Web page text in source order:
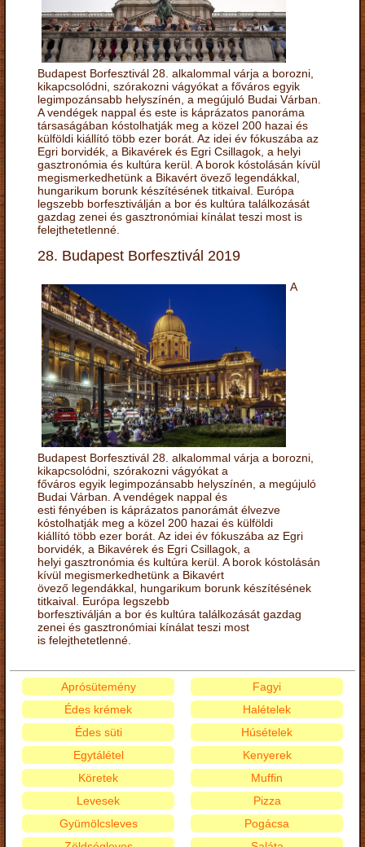
Budapest Borfesztivál 28. alkalommal várja a borozni,
kikapcsolódni, szórakozni vágyókat a főváros egyik
legimpozánsabb helyszínén, a megújuló Budai Várban.
A vendégek nappal és este is káprázatos panoráma
társaságában kóstolhatják meg a közel 200 hazai és
külföldi kiállító több ezer borát. Az idei év fókuszába az
Egri borvidék, a Bikavérek és Egri Csillagok, a helyi
gasztronómia és kultúra kerül. A borok kóstolásán kívül
megismerkedhetünk a Bikavért övező legendákkal,
hungarikum borunk készítésének titkaival. Európa
legszebb borfesztiválján a bor és kultúra találkozását
gazdag zenei és gasztronómiai kínálat teszi most is
felejthetetlenné.
28. Budapest Borfesztivál 2019
A
Budapest Borfesztivál 28. alkalommal várja a borozni,
kikapcsolódni, szórakozni vágyókat a
főváros egyik legimpozánsabb helyszínén, a megújuló
Budai Várban. A vendégek nappal és
esti fényében is káprázatos panorámát élvezve
kóstolhatják meg a közel 200 hazai és külföldi
kiállító több ezer borát. Az idei év fókuszába az Egri
borvidék, a Bikavérek és Egri Csillagok, a
helyi gasztronómia és kultúra kerül. A borok kóstolásán
kívül megismerkedhetünk a Bikavért
övező legendákkal, hungarikum borunk készítésének
titkaival. Európa legszebb
borfesztiválján a bor és kultúra találkozását gazdag
zenei és gasztronómiai kínálat teszi most
is felejthetetlenné.
Aprósütemény
Édes krémek
Édes süti
Egytálétel
Fagyi
Halételek
Húsételek
Kenyerek
Köretek
Levesek
Gyümölcsleves
Muffin
Pizza
Pogácsa